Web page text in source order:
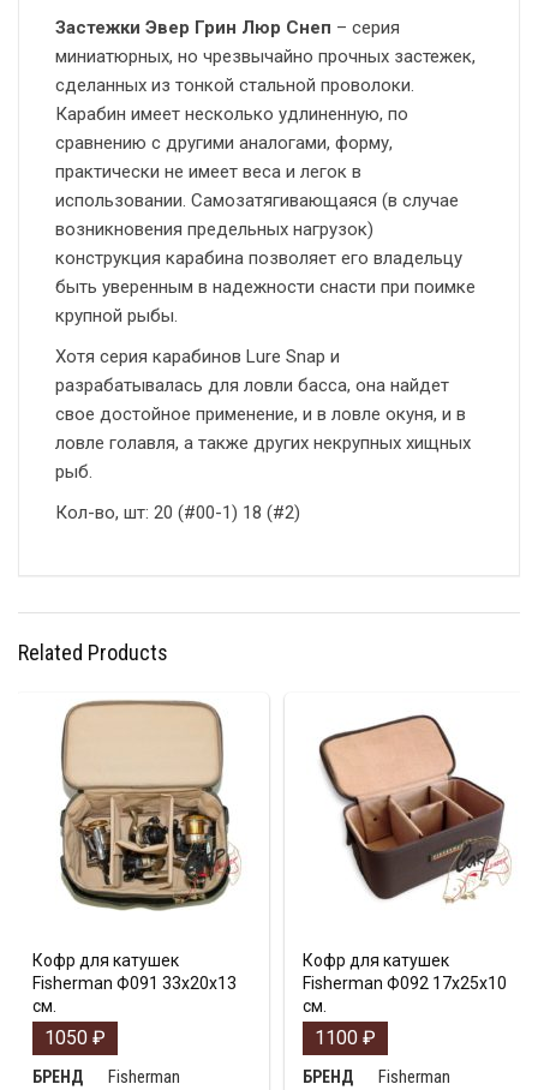
Застежки Эвер Грин Люр Снеп – серия
миниатюрных, но чрезвычайно прочных застежек,
сделанных из тонкой стальной проволоки.
Карабин имеет несколько удлиненную, по
сравнению с другими аналогами, форму,
практически не имеет веса и легок в
использовании. Самозатягивающаяся (в случае
возникновения предельных нагрузок)
конструкция карабина позволяет его владельцу
быть уверенным в надежности снасти при поимке
крупной рыбы.
Хотя серия карабинов Lure Snap и
разрабатывалась для ловли басса, она найдет
свое достойное применение, и в ловле окуня, и в
ловле голавля, а также других некрупных хищных
рыб.
Кол-во, шт: 20 (#00-1) 18 (#2)
Related Products
Кофр для катушек
Fisherman Ф091 33х20х13
см.
1050 ₽
БРЕНД
Fisherman
Кофр для катушек
Fisherman Ф092 17х25х10
см.
1100 ₽
БРЕНД
Fisherman